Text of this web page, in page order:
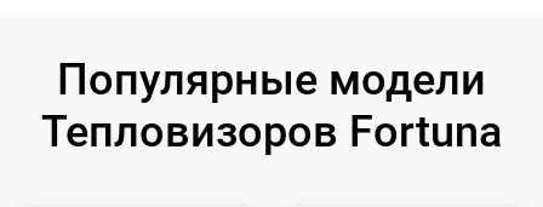
Популярные модели
Тепловизоров Fortuna